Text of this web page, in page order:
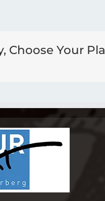
Choose Your